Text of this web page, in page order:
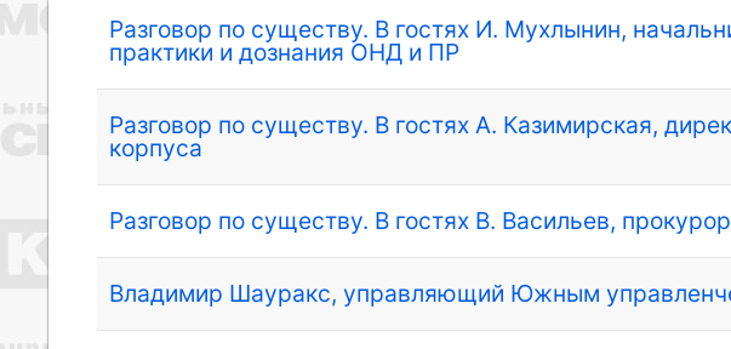
Разговор по существу. В гостях И. Мухлынин,
практики и дознания ОНД и ПР
Разговор по существу. В гостях А. Казимирская,
корпуса
Разговор по существу. В гостях В. Васильев,
Владимир Шауракс, управляющий Южным